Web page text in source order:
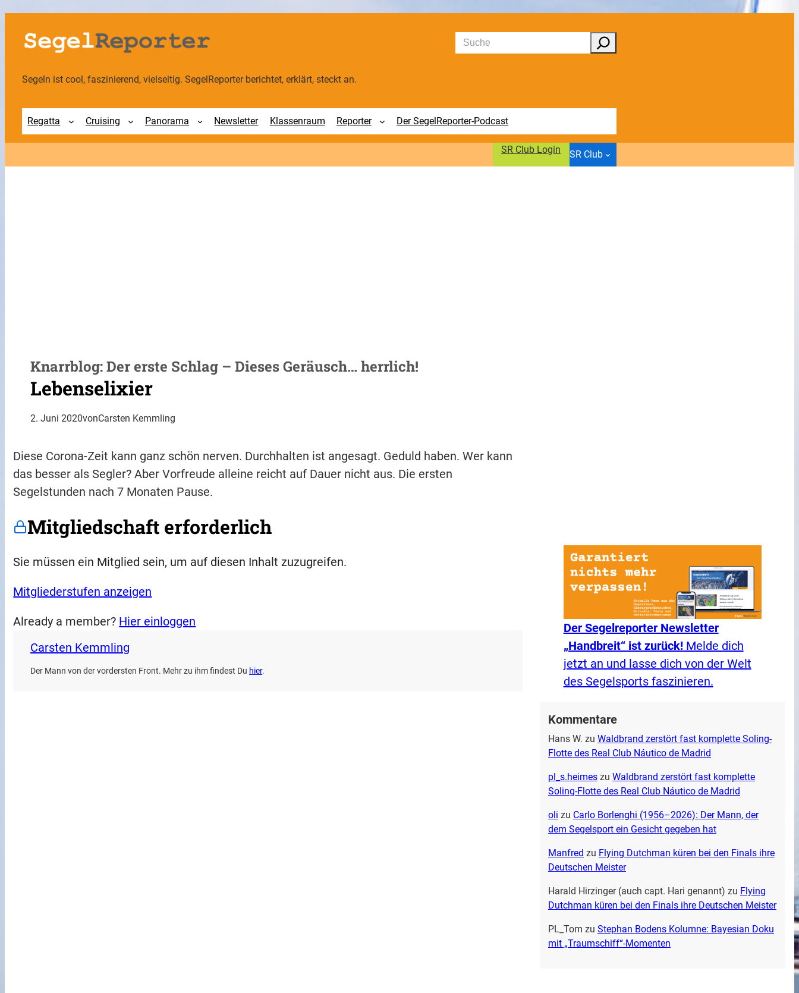
Zum
Inhalt
springen
Suchen
Segeln ist cool, faszinierend, vielseitig. SegelReporter berichtet, erklärt, steckt an.
Regatta Cruising Panorama Newsletter Klassenraum Reporter Der SegelReporter-Podcast
SR Club Login SR Club
Knarrblog: Der erste Schlag – Dieses Geräusch… herrlich!
Lebenselixier
2. Juni 2020vonCarsten Kemmling
Diese Corona-Zeit kann ganz schön nerven. Durchhalten ist angesagt. Geduld haben. Wer kann
das besser als Segler? Aber Vorfreude alleine reicht auf Dauer nicht aus. Die ersten
Segelstunden nach 7 Monaten Pause.
Mitgliedschaft erforderlich
Sie müssen ein Mitglied sein, um auf diesen Inhalt zuzugreifen.
Mitgliederstufen anzeigen
Already a member? Hier einloggen
Carsten Kemmling
Der Mann von der vordersten Front. Mehr zu ihm findest Du hier.
Der Segelreporter Newsletter
„Handbreit“ ist zurück!Melde dich
jetzt an und lasse dich von der Welt
des Segelsports faszinieren.
Kommentare
Hans W. zu Waldbrand zerstört fast komplette Soling-
Flotte des Real Club Náutico de Madrid
pl_s.heimeszu Waldbrand zerstört fast komplette
Soling-Flotte des Real Club Náutico de Madrid
oli zu Carlo Borlenghi (1956–2026): Der Mann, der
dem Segelsport ein Gesicht gegeben hat
Manfred zu Flying Dutchman küren bei den Finals ihre
Deutschen Meister
Harald Hirzinger (auch capt. Hari genannt) zu Flying
Dutchman küren bei den Finals ihre Deutschen Meister
PL_Tom zu Stephan Bodens Kolumne: Bayesian Doku
mit „Traumschiff“-Momenten